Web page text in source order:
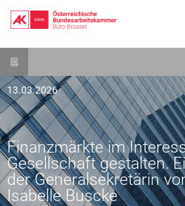
Direkt
zum
Inhalt
13.03.2026
Finanzmärkte im
Gesellschaft gestalten.
der Generalsekretärin
Isabelle Buscke